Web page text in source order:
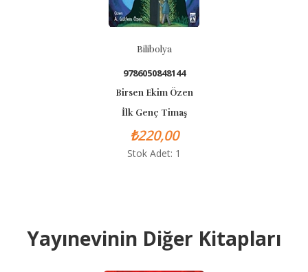
Bilibolya
9786050848144
Birsen Ekim Özen
İlk Genç Timaş
₺220,00
Stok Adet: 1
Yayınevinin Diğer Kitapları